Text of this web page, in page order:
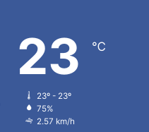
23 ℃
23º - 23º
75%
2.57 km/h